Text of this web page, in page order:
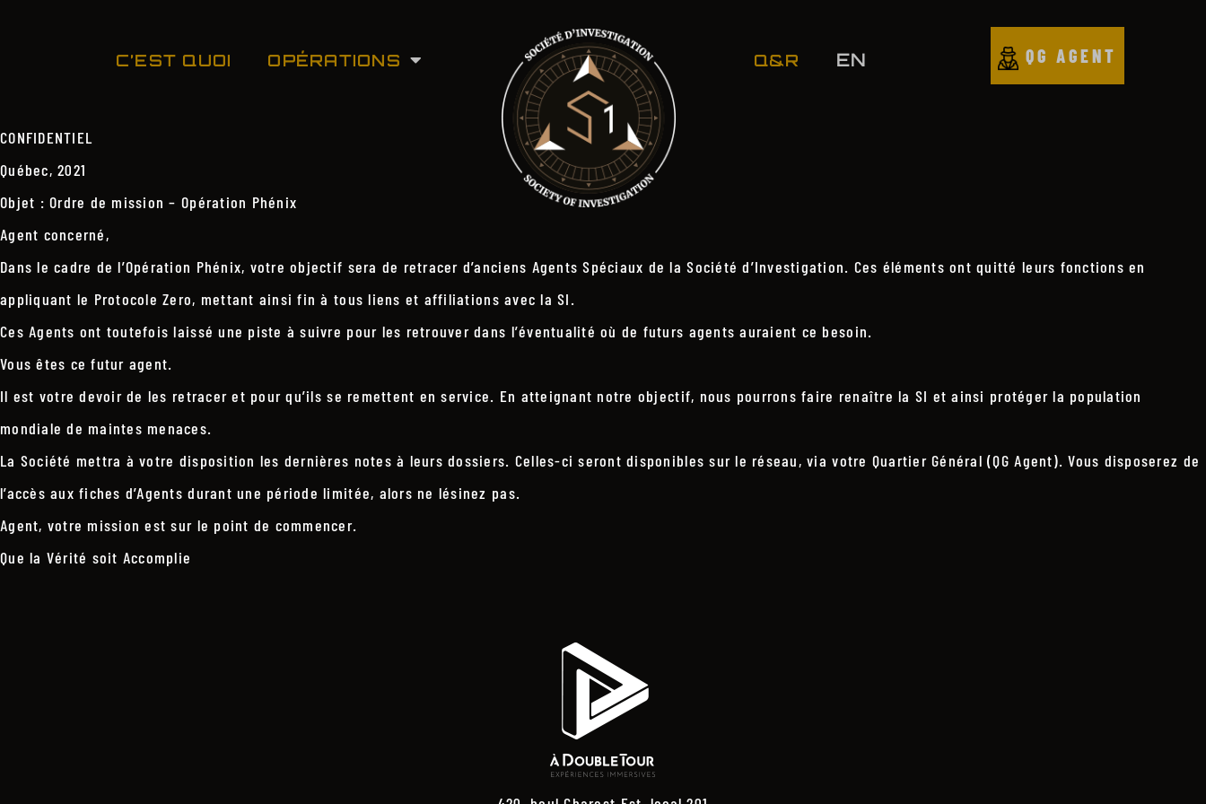
C’EST QUOI OPÉRATIONS Q&R EN QG AGENT
CONFIDENTIEL
Québec, 2021
Objet : Ordre de mission – Opération Phénix
Agent concerné,
Dans le cadre de l’Opération Phénix, votre objectif sera de retracer d’anciens Agents Spéciaux de la Société d’Investigation. Ces éléments ont quitté leurs fonctions en
appliquant le Protocole Zero, mettant ainsi fin à tous liens et affiliations avec la SI.
Ces Agents ont toutefois laissé une piste à suivre pour les retrouver dans l’éventualité où de futurs agents auraient ce besoin.
Vous êtes ce futur agent.
Il est votre devoir de les retracer et pour qu’ils se remettent en service. En atteignant notre objectif, nous pourrons faire renaître la SI et ainsi protéger la population
mondiale de maintes menaces.
La Société mettra à votre disposition les dernières notes à leurs dossiers. Celles-ci seront disponibles sur le réseau, via votre Quartier Général (QG Agent). Vous disposerez de
l’accès aux fiches d’Agents durant une période limitée, alors ne lésinez pas.
Agent, votre mission est sur le point de commencer.
Que la Vérité soit Accomplie